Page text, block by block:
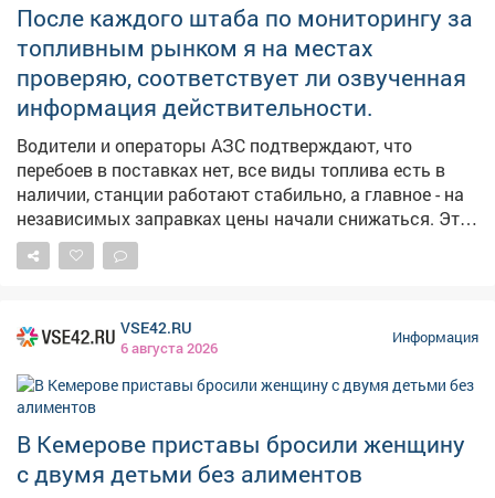
После каждого штаба по мониторингу за
топливным рынком я на местах
проверяю, соответствует ли озвученная
информация действительности.
Водители и операторы АЗС подтверждают, что
перебоев в поставках нет, все виды топлива есть в
наличии, станции работают стабильно, а главное - на
независимых заправках цены начали снижаться. Это
хорошие новости. Но вопрос остается на контроле -
будем и дальше работать с оптовиками, розничными
VSE42.RU
6 августа 2026
Информация
В Кемерове приставы бросили женщину
с двумя детьми без алиментов